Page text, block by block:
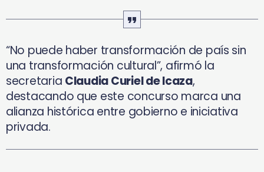
“No puede haber transformación de país sin
una transformación cultural”, afirmó la
secretaria Claudia Curiel de Icaza,
destacando que este concurso marca una
alianza histórica entre gobierno e iniciativa
privada.